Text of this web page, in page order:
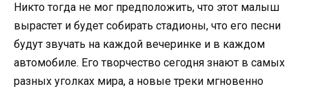
Никто тогда не мог предположить, что этот малыш
вырастет и будет собирать стадионы, что его песни
будут звучать на каждой вечеринке и в каждом
автомобиле. Его творчество сегодня знают в самых
разных уголках мира, а новые треки мгновенно